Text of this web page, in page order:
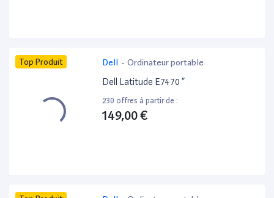
Top Produit Dell - Ordinateur portable
Dell Latitude E7470 ”
230 offres à partir de :
149,00 €